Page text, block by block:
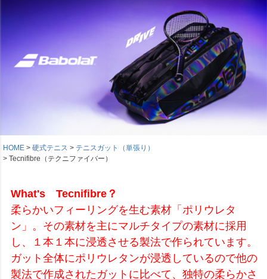
HOME 硬式テニス
テニスガット（単張り）
Tecnifibre（テクニファイバー）
What's Tecnifibre？
柔らかいフィーリングを生む素材「ポリウレタ
ン」。その素材を主にマルチタイプの素材に採用
し、１本１本に浸透させる製法で作られています。
ガット全体にポリウレタンが浸透しているので他の
製法で作成されたガットに比べて、独特の柔らかさ